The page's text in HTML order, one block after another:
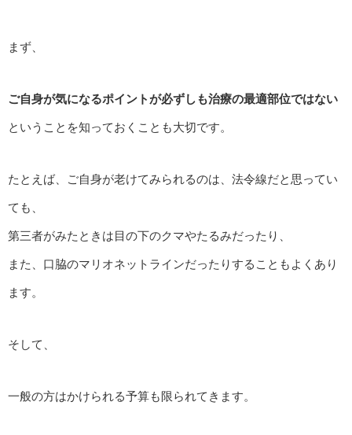
まず、
ご自身が気になるポイントが必ずしも治療の最適部位ではない
ということを知っておくことも大切です。
たとえば、ご自身が老けてみられるのは、法令線だと思ってい
ても、
第三者がみたときは目の下のクマやたるみだったり、
また、口脇のマリオネットラインだったりすることもよくあり
ます。
そして、
一般の方はかけられる予算も限られてきます。